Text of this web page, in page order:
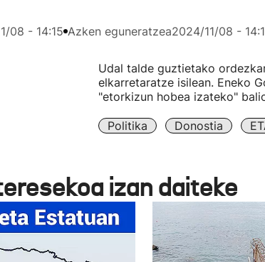
08 - 14:15 Azken eguneratzea2024/11/08 -
Udal talde guztietako
elkarretaratze isilean. Eneko
"etorkizun hobea izateko"
Politika Donostia
izan daiteke